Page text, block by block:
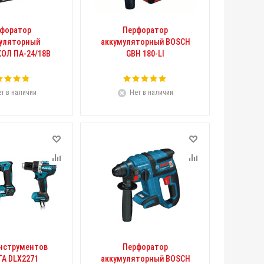
ПА-24/18В
в наличии
Перфоратор
аккумуляторный BOSCH
GBH 180-LI
Нет в наличии
DLX2271
Перфоратор
аккумуляторный BOSCH